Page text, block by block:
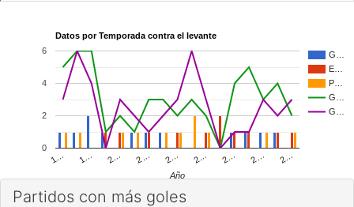
Datos por Temporada contra el levante
G…
E…
P…
G…
G…
1… 1… 2… 2… 2… 2… 2… 2… 2…
0
2
4
6
Año
Partidos con más goles